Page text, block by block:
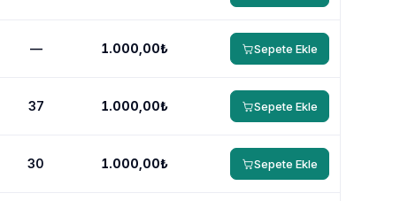
— 1.000,00₺ Sepete Ekle
37 1.000,00₺ Sepete Ekle
30 1.000,00₺ Sepete Ekle